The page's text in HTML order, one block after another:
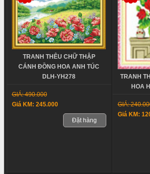
TRANH THÊU CHỮ THẬP
CÁNH ĐỒNG HOA ANH TÚC
DLH-YH278
GIÁ: 490.000
Giá KM: 245.000
Đặt hàng
TRANH
HOA
GIÁ:
Giá KM: